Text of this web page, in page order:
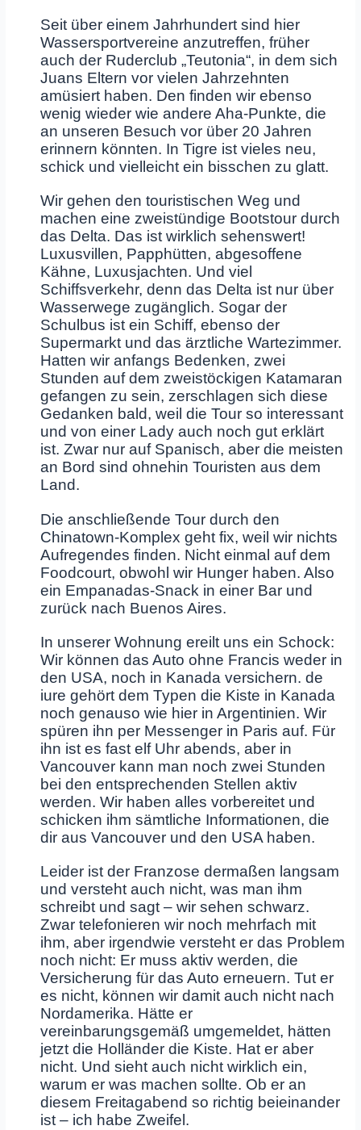
Seit über einem Jahrhundert sind hier
Wassersportvereine anzutreffen, früher
auch der Ruderclub „Teutonia“, in dem sich
Juans Eltern vor vielen Jahrzehnten
amüsiert haben. Den finden wir ebenso
wenig wieder wie andere Aha-Punkte, die
an unseren Besuch vor über 20 Jahren
erinnern könnten. In Tigre ist vieles neu,
schick und vielleicht ein bisschen zu glatt.
Wir gehen den touristischen Weg und
machen eine zweistündige Bootstour durch
das Delta. Das ist wirklich sehenswert!
Luxusvillen, Papphütten, abgesoffene
Kähne, Luxusjachten. Und viel
Schiffsverkehr, denn das Delta ist nur über
Wasserwege zugänglich. Sogar der
Schulbus ist ein Schiff, ebenso der
Supermarkt und das ärztliche Wartezimmer.
Hatten wir anfangs Bedenken, zwei
Stunden auf dem zweistöckigen Katamaran
gefangen zu sein, zerschlagen sich diese
Gedanken bald, weil die Tour so interessant
und von einer Lady auch noch gut erklärt
ist. Zwar nur auf Spanisch, aber die meisten
an Bord sind ohnehin Touristen aus dem
Land.
Die anschließende Tour durch den
Chinatown-Komplex geht fix, weil wir nichts
Aufregendes finden. Nicht einmal auf dem
Foodcourt, obwohl wir Hunger haben. Also
ein Empanadas-Snack in einer Bar und
zurück nach Buenos Aires.
In unserer Wohnung ereilt uns ein Schock:
Wir können das Auto ohne Francis weder in
den USA, noch in Kanada versichern. de
iure gehört dem Typen die Kiste in Kanada
noch genauso wie hier in Argentinien. Wir
spüren ihn per Messenger in Paris auf. Für
ihn ist es fast elf Uhr abends, aber in
Vancouver kann man noch zwei Stunden
bei den entsprechenden Stellen aktiv
werden. Wir haben alles vorbereitet und
schicken ihm sämtliche Informationen, die
dir aus Vancouver und den USA haben.
Leider ist der Franzose dermaßen langsam
und versteht auch nicht, was man ihm
schreibt und sagt – wir sehen schwarz.
Zwar telefonieren wir noch mehrfach mit
ihm, aber irgendwie versteht er das Problem
noch nicht: Er muss aktiv werden, die
Versicherung für das Auto erneuern. Tut er
es nicht, können wir damit auch nicht nach
Nordamerika. Hätte er
vereinbarungsgemäß umgemeldet, hätten
jetzt die Holländer die Kiste. Hat er aber
nicht. Und sieht auch nicht wirklich ein,
warum er was machen sollte. Ob er an
diesem Freitagabend so richtig beieinander
ist – ich habe Zweifel.